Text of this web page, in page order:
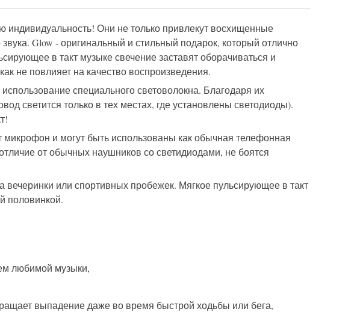
Они не только привлекут восхищенные
Glow - оригинальный и стильный подарок, который отлично
в такт музыке свечение заставят оборачиваться и
не повлияет на качество воспроизведения.
специального световолокна. Благодаря их
светится только в тех местах, где установлены светодиоды).
и могут быть использованы как обычная телефонная
от обычных наушников со светидиодами, не боятся
или спортивных пробежек. Мягкое пульсирующее в такт
половинкой.
любимой музыки,
выпадение даже во время быстрой ходьбы или бега,